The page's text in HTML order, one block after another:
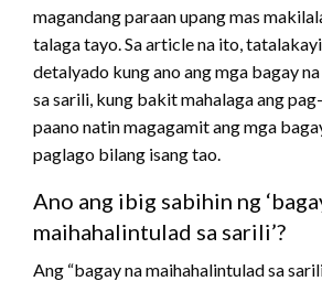
magandang paraan upang mas
talaga tayo. Sa article na ito,
detalyado kung ano ang mga bagay
sa sarili, kung bakit mahalaga ang
paano natin magagamit ang mga
paglago bilang isang tao.
Ano ang ibig sabihin ng
maihahalintulad sa sarili’?
Ang “bagay na maihahalintulad sa